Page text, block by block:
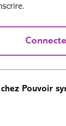
Pouvoir